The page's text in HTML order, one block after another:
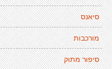
סיאנס
מורכבות
סיפור מתוק